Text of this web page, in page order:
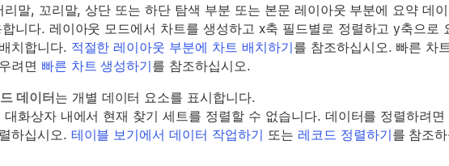
리말, 꼬리말, 상단 또는 하단 탐색 부분 또는 본문 레이아웃 부분에 요약 데
니다. 레이아웃 모드에서 차트를 생성하고 x축 필드별로 정렬하고 y축으로
치합니다. 적절한 레이아웃 부분에 차트 배치하기를 참조하십시오. 빠른 차
려면 빠른 차트 생성하기를 참조하십시오.
데이터는 개별 데이터 요소를 표시합니다.
대화상자 내에서 현재 찾기 세트를 정렬할 수 없습니다. 데이터를 정렬하려
하십시오. 테이블 보기에서 데이터 작업하기 또는 레코드 정렬하기를 참조